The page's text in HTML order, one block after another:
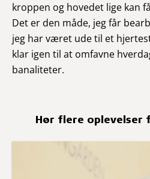
kroppen og hovedet lige kan
Det er den måde, jeg får
jeg har været ude til et
klar igen til at omfavne
banaliteter.
Hør flere oplevelser